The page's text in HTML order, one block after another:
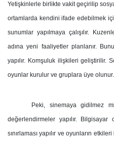
Yetişkinlerle birlikte vakit geçirilip
ortamlarda kendini ifade edebilmek
sunumlar yapılmaya çalışılır.
adına yeni faaliyetler planlanır.
yapılır. Komşuluk ilişkileri geliştirilir.
oyunlar kurulur ve gruplara üye olunur.
Peki, sinemaya gidilmez
değerlendirmeler yapılır.
sınırlaması yapılır ve oyunların